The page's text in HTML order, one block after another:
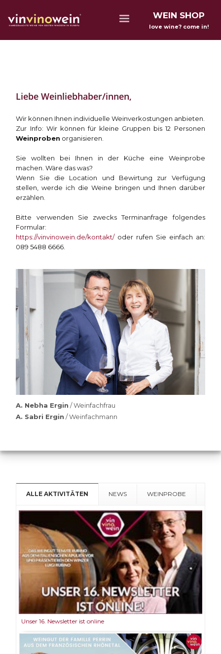
WEIN SHOP
love wine? come in!
Liebe Weinliebhaber/innen,
Wir können Ihnen individuelle Weinverkostungen anbieten.
Zur Info: Wir können für kleine Gruppen bis 12 Personen
Weinproben organisieren.
Sie wollten bei Ihnen in der Küche eine Weinprobe
machen. Wäre das was?
Wenn Sie die Location und Bewirtung zur Verfügung
stellen, werde ich die Weine bringen und Ihnen darüber
erzählen.
Bitte verwenden Sie zwecks Terminanfrage folgendes
Formular:
https://vinvinowein.de/kontakt/oder rufen Sie einfach an:
089 5488 6666.
A. Nebha Ergin / Weinfachfrau
A. Sabri Ergin / Weinfachmann
ALLE AKTIVITÄTEN NEWS WEINPROBE
Unser 16. Newsletter ist online